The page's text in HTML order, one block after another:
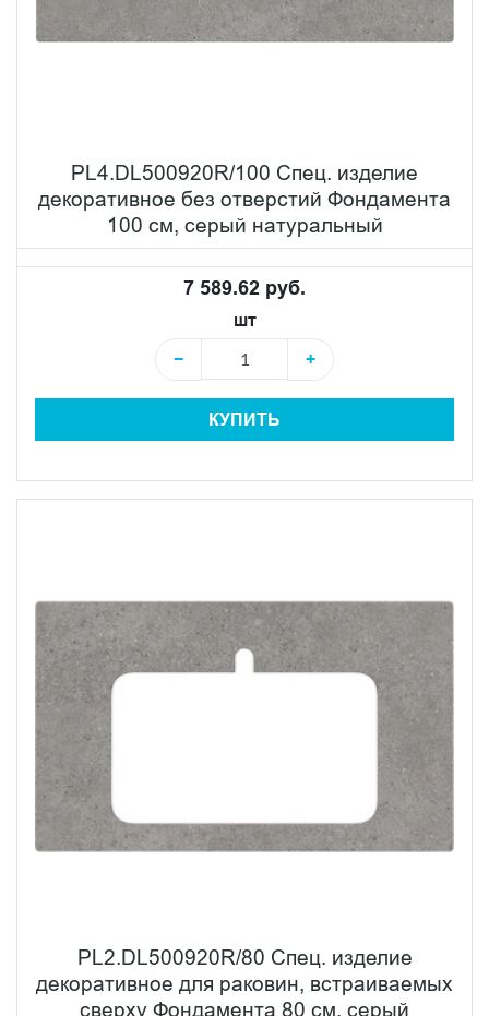
PL4.DL500920R/100 Спец. изделие
декоративное без отверстий Фондамента
100 см, серый натуральный
7 589.62 руб.
шт
−
+
КУПИТЬ
PL2.DL500920R/80 Спец. изделие
декоративное для раковин, встраиваемых
сверху Фондамента 80 см, серый